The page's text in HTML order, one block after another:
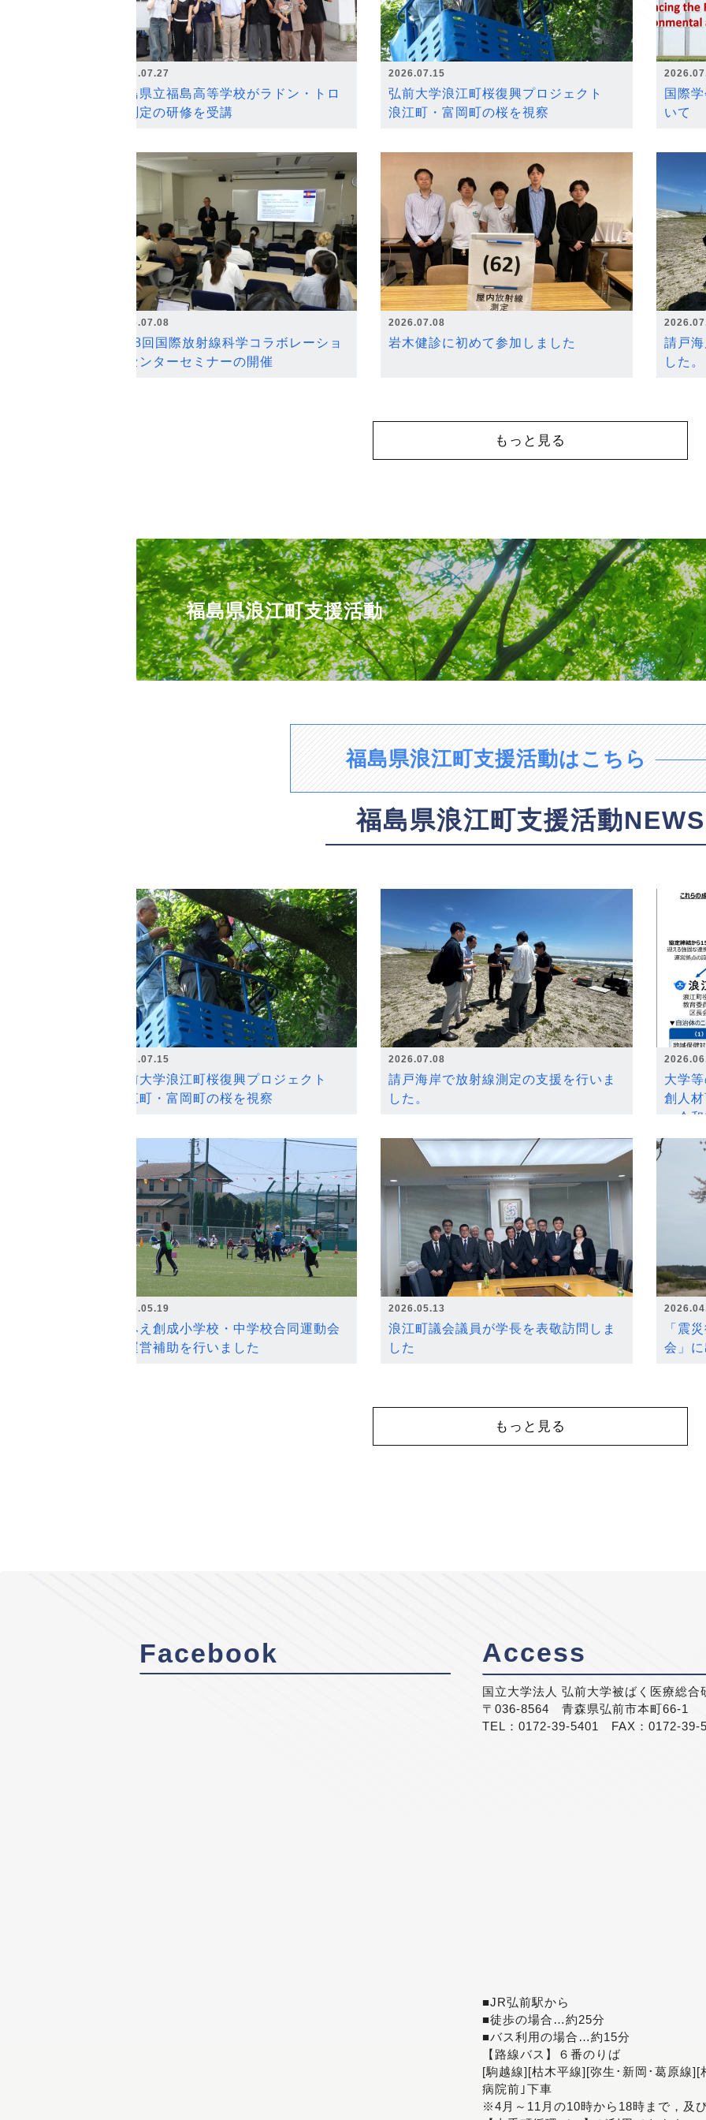
2026.07.27
福島県立福島高等学校がラドン・トロ
ン測定の研修を受講
2026.07.15
弘前大学浪江町桜復興プロジェクト
浪江町・富岡町の桜を視察
国際
いて
2026.07.08
第18回国際放射線科学コラボレーショ
ンセンターセミナーの開催
2026.07.08
岩木健診に初めて参加しました
請戸
した。
もっと見る
福島県浪江町支援活動
福島県浪江町支援活動はこちら
福島県浪江町支援活動NEWS
2026.07.15
弘前大学浪江町桜復興プロジェクト
浪江町・富岡町の桜を視察
2026.07.08
請戸海岸で放射線測定の支援を行いま
した。
大学
創人
～令
2026.05.19
なみえ創成小学校・中学校合同運動会
の運営補助を行いました
2026.05.13
浪江町議会議員が学長を表敬訪問しま
した
「震
会」
もっと見る
Facebook Access
国立大学法人 弘前大学被ばく医療総合
〒036-8564 青森県弘前市本町66-1
TEL：0172-39-5401 FAX：0172-39-
■JR弘前駅から
■徒歩の場合…約25分
■バス利用の場合…約15分
【路線バス】６番のりば
[駒越線][枯木平線][弥生･新岡･葛原線
病院前｣下車
※4月～11月の10時から18時まで，及